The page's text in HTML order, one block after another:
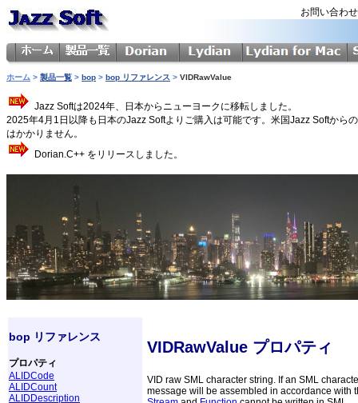
お問い合わ
ホーム > 製品一覧 > bop > bop リファレンス > VIDRawValue
Jazz Softは2024年、日本からニューヨークに移転しました。
2025年4月1日以降も日本のJazz Softよりご購入は可能です。米国Jazz Softから
はかかりません。
Dorian.C++ をリリースしました。
bop リファレンス
プロパティ
ALIDCode
ALIDCount
ALIDDescription
VIDRawValue プロパティ
VID raw SML character string. If an SML
message will be assembled in accordance with